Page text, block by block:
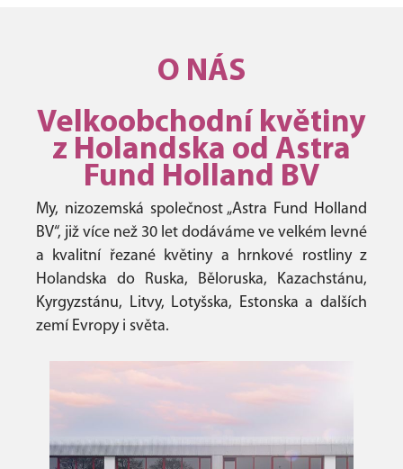
O NÁS
Velkoobchodní květiny
z Holandska od Astra
Fund Holland BV
My, nizozemská společnost „Astra Fund Holland
BV“, již více než 30 let dodáváme ve velkém levné
a kvalitní řezané květiny a hrnkové rostliny z
Holandska do Ruska, Běloruska, Kazachstánu,
Kyrgyzstánu, Litvy, Lotyšska, Estonska a dalších
zemí Evropy i světa.